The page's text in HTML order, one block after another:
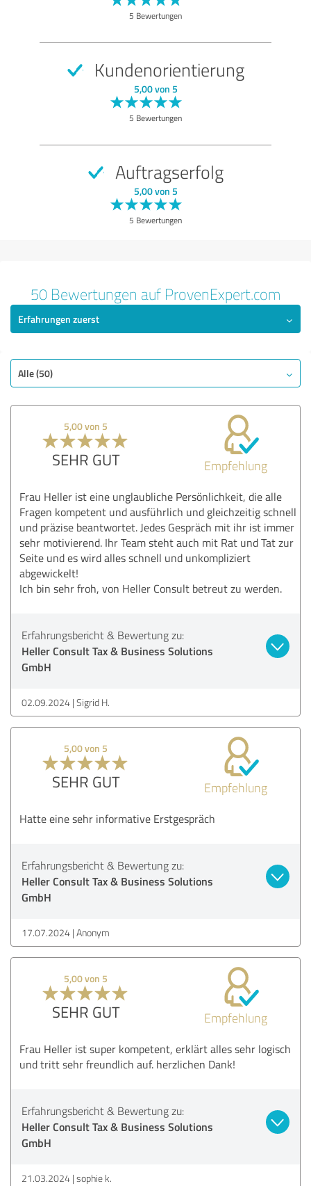
Bewertung anzeigen
5 Bewertungen
Kundenorientierung
5,00 von 5
5 Bewertungen
Auftragserfolg
5,00 von 5
5 Bewertungen
50 Bewertungen auf ProvenExpert.com
Erfahrungen zuerst
Alle (50)
5,00 von 5
SEHR GUT Empfehlung
Frau Heller ist eine unglaubliche Persönlichkeit, die alle
Fragen kompetent und ausführlich und gleichzeitig schnell
und präzise beantwortet. Jedes Gespräch mit ihr ist immer
sehr motivierend. Ihr Team steht auch mit Rat und Tat zur
Seite und es wird alles schnell und unkompliziert
abgewickelt!
Ich bin sehr froh, von Heller Consult betreut zu werden.
Erfahrungsbericht & Bewertung zu:
Heller Consult Tax & Business Solutions
GmbH
02.09.2024 Sigrid H.
5,00 von 5
SEHR GUT Empfehlung
Hatte eine sehr informative Erstgespräch
Erfahrungsbericht & Bewertung zu:
Heller Consult Tax & Business Solutions
GmbH
17.07.2024 Anonym
5,00 von 5
SEHR GUT Empfehlung
Frau Heller ist super kompetent, erklärt alles sehr logisch
und tritt sehr freundlich auf. herzlichen Dank!
Erfahrungsbericht & Bewertung zu:
Heller Consult Tax & Business Solutions
GmbH
21.03.2024 sophie k.